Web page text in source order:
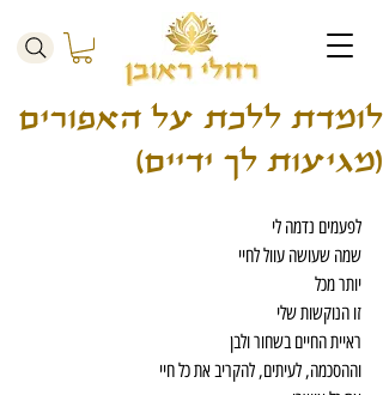
לומדת ללכת על האפורים
(מגיעות לך ידיים)
לפעמים נדמה לי
שמה שעושה עוול לחיי
יותר מכל
זו הנוקשות שלי
ראיית החיים בשחור ולבן
וההסכמה, לעיתים, להקריב את כל חיי